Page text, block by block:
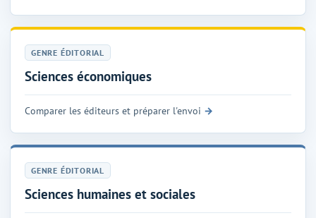
GENRE ÉDITORIAL
Sciences économiques
Comparer les éditeurs et préparer l'envoi
GENRE ÉDITORIAL
Sciences humaines et sociales